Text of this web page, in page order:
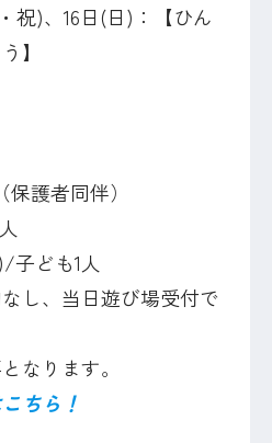
祝)、16日(日)：【ひん
】
護者同伴）
子ども1人
し、当日遊び場受付で
なります。
ちら！